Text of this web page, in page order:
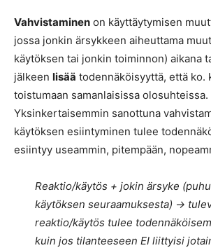
Vahvistaminen on käyttäytymisen
jossa jonkin ärsykkeen aiheuttama
käytöksen tai jonkin toiminnon) aikana
jälkeen lisää todennäköisyyttä, että ko.
toistumaan samanlaisissa olosuhteissa.
Yksinkertaisemmin sanottuna
käytöksen esiintyminen tulee
esiintyy useammin, pitempään,
Reaktio/käytös + jokin ärsyke
käytöksen seuraamuksesta) ->
reaktio/käytös tulee
kuin jos tilanteeseen EI liittyisi